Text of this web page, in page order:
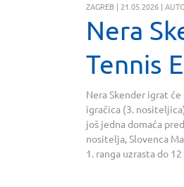
ZAGREB | 21.05.2026 |
Nera
Tennis
Nera Skender igrat
igračica (3.
još jedna domaća
nositelja, Slovenca
1. ranga uzrasta do